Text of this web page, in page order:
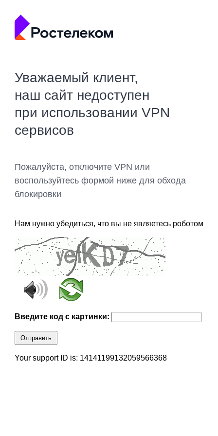
Уважаемый клиент,
наш сайт недоступен
при использовании VPN
сервисов
Пожалуйста, отключите VPN или
воспользуйтесь формой ниже для обхода
блокировки
Нам нужно убедиться, что вы не являетесь роботом
Введите код с картинки:
Отправить
Your support ID is: 14141199132059566368